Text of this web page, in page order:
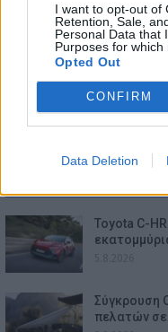
I want to opt-out of
Retention, Sale,
Personal Data that
Purposes for which
Opted Out
CONFIRM
Data Deletion
Toyota C-
Σύγκρουση
πελατών σε…